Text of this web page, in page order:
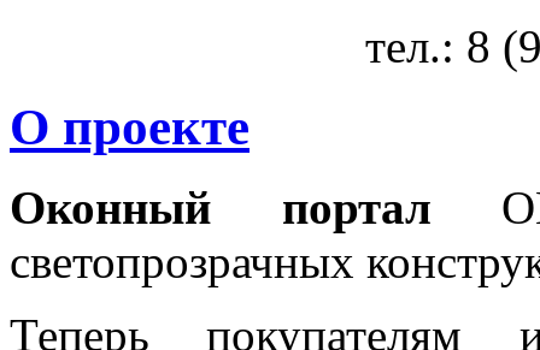
тел.: 8
О проекте
Оконный портал
светопрозрачных
Теперь покупателям